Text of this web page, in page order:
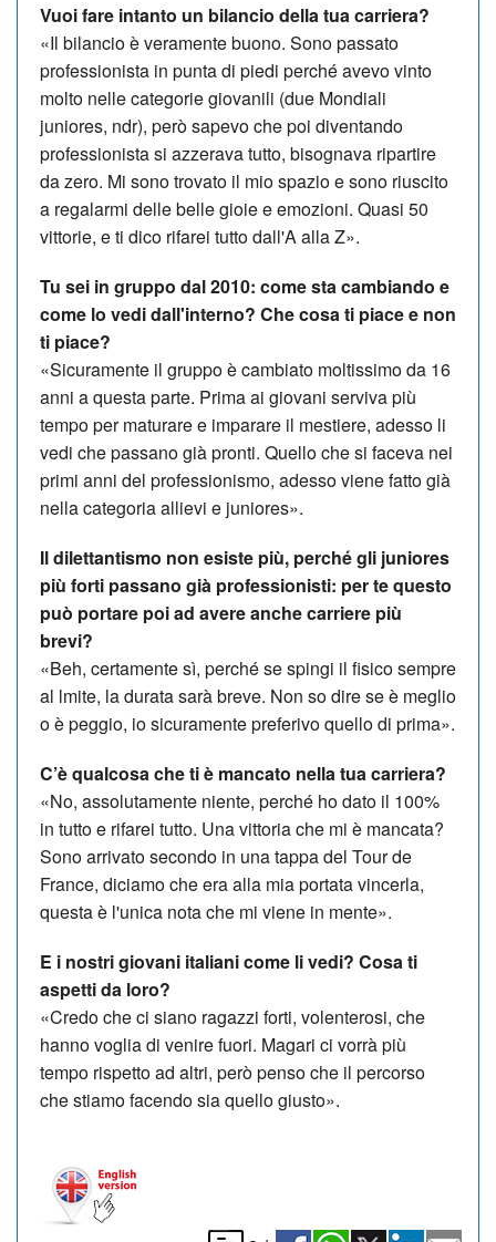
Vuoi fare intanto un bilancio della tua carriera?
«Il bilancio è veramente buono. Sono passato
professionista in punta di piedi perché avevo vinto
molto nelle categorie giovanili (due Mondiali
juniores, ndr), però sapevo che poi diventando
professionista si azzerava tutto, bisognava ripartire
da zero. Mi sono trovato il mio spazio e sono riuscito
a regalarmi delle belle gioie e emozioni. Quasi 50
vittorie, e ti dico rifarei tutto dall'A alla Z».
Tu sei in gruppo dal 2010: come sta cambiando e
come lo vedi dall'interno? Che cosa ti piace e non
ti piace?
«Sicuramente il gruppo è cambiato moltissimo da 16
anni a questa parte. Prima ai giovani serviva più
tempo per maturare e imparare il mestiere, adesso li
vedi che passano già pronti. Quello che si faceva nei
primi anni del professionismo, adesso viene fatto già
nella categoria allievi e juniores».
Il dilettantismo non esiste più, perché gli juniores
più forti passano già professionisti: per te questo
può portare poi ad avere anche carriere più
brevi?
«Beh, certamente sì, perché se spingi il fisico sempre
al lmite, la durata sarà breve. Non so dire se è meglio
o è peggio, io sicuramente preferivo quello di prima».
C’è qualcosa che ti è mancato nella tua carriera?
«No, assolutamente niente, perché ho dato il 100%
in tutto e rifarei tutto. Una vittoria che mi è mancata?
Sono arrivato secondo in una tappa del Tour de
France, diciamo che era alla mia portata vincerla,
questa è l'unica nota che mi viene in mente».
E i nostri giovani italiani come li vedi? Cosa ti
aspetti da loro?
«Credo che ci siano ragazzi forti, volenterosi, che
hanno voglia di venire fuori. Magari ci vorrà più
tempo rispetto ad altri, però penso che il percorso
che stiamo facendo sia quello giusto».